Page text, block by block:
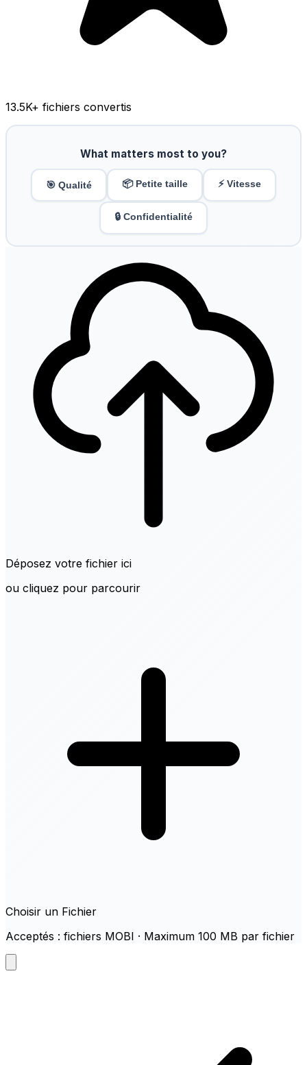
13.5K+ fichiers convertis
What matters most to you?
🎯 Qualité 📦 Petite taille ⚡ Vitesse
🔒 Confidentialité
Déposez votre fichier ici
ou cliquez pour parcourir
Choisir un Fichier
Acceptés : fichiers MOBI · Maximum 100 MB par fichier